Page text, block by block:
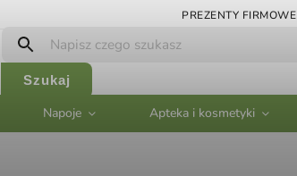
PREZENTY FIRMOWE
Szukaj
Napoje Apteka i kosmetyki